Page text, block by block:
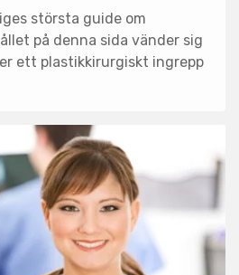
största guide om
på denna sida vänder sig
ett plastikkirurgiskt ingrepp